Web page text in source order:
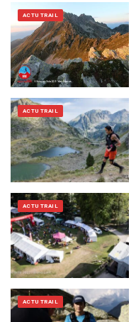
ACTU TRAIL
ACTU TRAIL
ACTU TRAIL
ACTU TRAIL